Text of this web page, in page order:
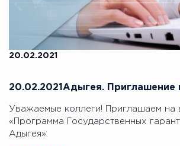
20.02.2021
20.02.2021Адыгея. Приглашение
Уважаемые коллеги! Приглашаем на
«Программа Государственных
Адыгея».